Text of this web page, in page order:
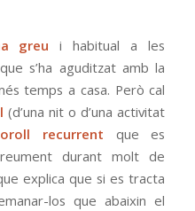
greui habitual a les
s’ha aguditzat amb la
temps a casa. Però cal
(d’una nit o d’una activitat
recurrent que es
durant molt de
explica que si es tracta
los que abaixin el